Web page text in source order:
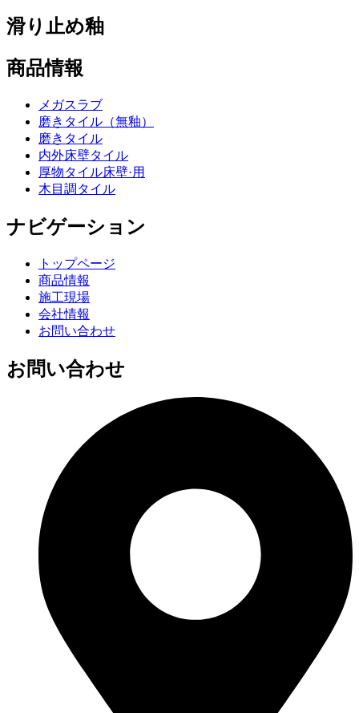
滑り止め釉
商品情報
メガスラブ
磨きタイル（無釉）
磨きタイル
内外床壁タイル
厚物タイル床壁·用
木目調タイル
ナビゲーション
トップページ
商品情報
施工現場
会社情報
お問い合わせ
お問い合わせ